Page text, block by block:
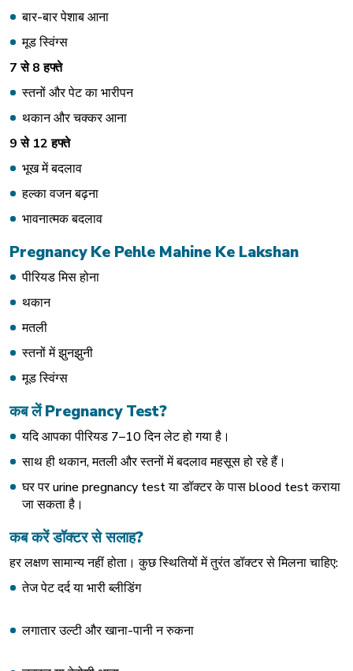
बार-बार पेशाब आना
मूड स्विंग्स
7से8हफ्ते
स्तनों और पेट का भारीपन
थकान और चक्कर आना
9से12हफ्ते
भूख में बदलाव
हल्का वजन बढ़ना
भावनात्मक बदलाव
Pregnancy Ke Pehle Mahine Ke Lakshan
पीरियड मिस होना
थकान
मतली
स्तनों में झुनझुनी
मूड स्विंग्स
कबलेंPregnancy Test?
यदि आपका पीरियड 7–10 दिन लेट हो गया है।
साथ ही थकान, मतली और स्तनों में बदलाव महसूस हो रहे हैं।
घर पर urine pregnancy test या डॉक्टर के पासblood testकराया
जा सकता है।
कबकरेंडॉक्टरसेसलाह?
हर लक्षण सामान्य नहीं होता। कुछ स्थितियों में तुरंत डॉक्टर से मिलना चाहिए:
तेज पेट दर्द या भारी ब्लीडिंग
लगातार उल्टी और खाना-पानी न रुकना